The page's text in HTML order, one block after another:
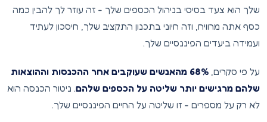
שלך הוא צעד בסיסי בניהול הכספים שלך - זה עוזר לך להבין כמה
כסף אתה מרוויח, וזה חיוני בתכנון התקציב שלך, חיסכון לעתיד
ועמידה ביעדים הפיננסיים שלך.
על פי סקרים,
68% מהאנשים שעוקבים אחר ההכנסות וההוצאות
שלהם מרגישים יותר שליטה על הכספים שלהם. ניטור הכנסה הוא
לא רק על מספרים - זו שליטה על החיים הפיננסיים שלך.